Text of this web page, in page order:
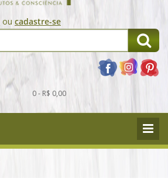
ou cadastre-se
0 - R$ 0,00